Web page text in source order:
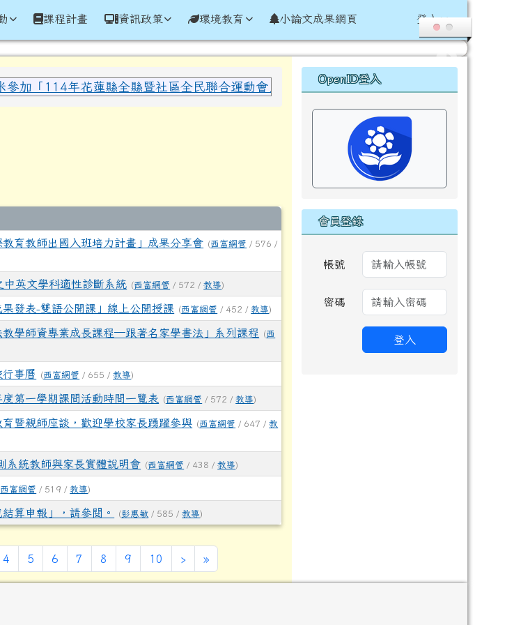
網課程計畫 資訊政策 環境教育 小論文成果網頁 登入
參加「114年花蓮縣全縣暨社區全民聯合運動會」於國小女子組 60 公尺田徑項目 榮獲 決
教育教師出國入班培力計畫」成果分享會 (西富網管 / 576 /
英文學科適性診斷系統 (西富網管 / 572 /教導)
發表-雙語公開課」線上公開授課 (西富網管 / 452 /教導)
教學師資專業成長課程─跟著名家學書法」系列課程 (西
事曆 (西富網管 / 655 /教導)
第一學期課間活動時間一覽表 (西富網管 / 572 /教導)
暨親師座談，歡迎學校家長踴躍參與 (西富網管 / 647 /教
系統教師與家長實體說明會 (西富網管 / 438 /教導)
西富網管 / 519 /教導)
算申報」，請參閱。 (彭惠敏 / 585 /教導)
4 5 6 7 8 9 10 ›下一頁
»最後頁
右邊區域內容
OpenID登入
會員登錄
帳號
密碼
登入